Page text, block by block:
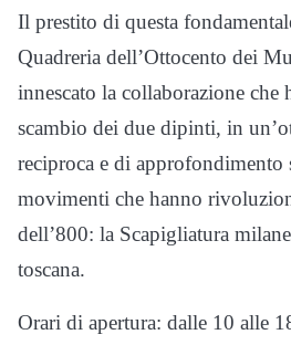
Il prestito di questa
Quadreria dell’Ottocento dei
innescato la collaborazione che
scambio dei due dipinti, in
reciproca e di
movimenti che hanno
dell’800: la Scapigliatura
toscana.
Orari di apertura: dalle 10 alle